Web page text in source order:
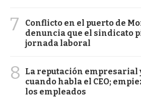
7
Conflicto en el puerto de
denuncia que el sindicato
jornada laboral
8
La reputación empresarial
cuando habla el CEO;
los empleados